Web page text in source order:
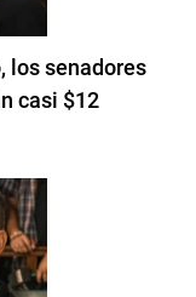
los senadores
casi $12